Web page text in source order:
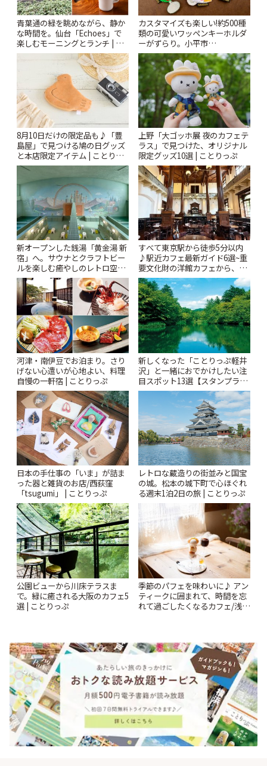
青葉通の緑を眺めながら、静か
な時間を。仙台「Echoes」で
楽しむモーニングとランチ | こ
とりっぷ
カスタマイズも楽しい!約500種
類の可愛いワッペンキーホルダ
ーがずらり。小平市
「Kimamaya T&K」 | ことりっ
ぷ
8月10日だけの限定品も♪「豊
島屋」で見つける鳩の日グッズ
と本店限定アイテム | ことりっ
ぷ
上野「大ゴッホ展 夜のカフェテ
ラス」で見つけた、オリジナル
限定グッズ10選 | ことりっぷ
新オープンした銭湯「黄金湯 新
宿」へ。サウナとクラフトビー
ルを楽しむ癒やしのレトロ空間
| ことりっぷ
すべて東京駅から徒歩5分以内
♪駅近カフェ最新ガイド6選~重
要文化財の洋館カフェから、改
札すぐのレトロ喫茶まで~ | こと
りっぷ
河津・南伊豆でお泊まり。さり
げない心遣いが心地よい、料理
自慢の一軒宿 | ことりっぷ
新しくなった「ことりっぷ軽井
沢」と一緒におでかけしたい注
目スポット13選【スタンプラリ
ー開催中】 | ことりっぷ
日本の手仕事の「いま」が詰ま
った器と雑貨のお店/西荻窪
「tsugumi」 | ことりっぷ
レトロな蔵造りの街並みと国宝
の城。松本の城下町で心ほぐれ
る週末1泊2日の旅 | ことりっぷ
公園ビューから川床テラスま
で。緑に癒される大阪のカフェ5
選 | ことりっぷ
季節のパフェを味わいに♪ アン
ティークに囲まれて、時間を忘
れて過ごしたくなるカフェ/浅草